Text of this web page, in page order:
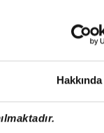
Hakkında